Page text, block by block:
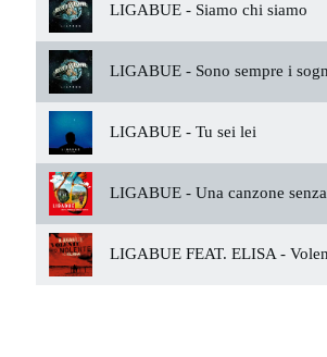
LIGABUE - Siamo chi siamo
LIGABUE - Sono sempre i
LIGABUE - Tu sei lei
LIGABUE - Una canzone
LIGABUE FEAT. ELISA -